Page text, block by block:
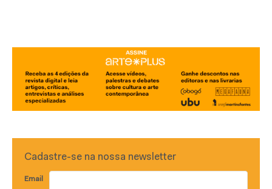
Cadastre-se na nossa newsletter
Email